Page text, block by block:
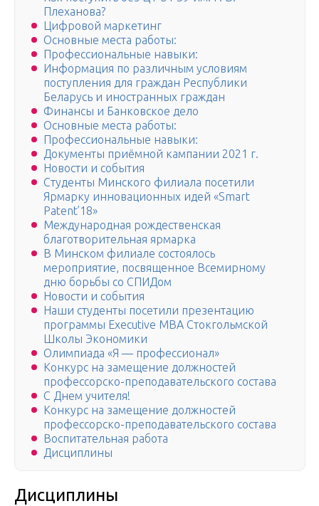
Плеханова?
Цифровой маркетинг
Основные места работы:
Профессиональные навыки:
Информация по различным условиям
поступления для граждан Республики
Беларусь и иностранных граждан
Финансы и Банковское дело
Основные места работы:
Профессиональные навыки:
Документы приёмной кампании 2021 г.
Новости и события
Студенты Минского филиала посетили
Ярмарку инновационных идей «Smart
Patent’18»
Международная рождественская
благотворительная ярмарка
В Минском филиале состоялось
мероприятие, посвященное Всемирному
дню борьбы со СПИДом
Новости и события
Наши студенты посетили презентацию
программы Executive MBA Стокгольмской
Школы Экономики
Олимпиада «Я — профессионал»
Конкурс на замещение должностей
профессорско-преподавательского состава
С Днем учителя!
Конкурс на замещение должностей
профессорско-преподавательского состава
Воспитательная работа
Дисциплины
Дисциплины